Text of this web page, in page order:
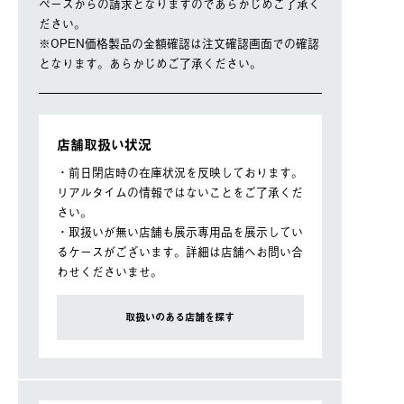
ださい。
※OPEN価格製品の⾦額確認は注⽂確認画⾯での確認
となります。あらかじめご了承ください。
店舗取扱い状況
・前日閉店時の在庫状況を反映しております。
リアルタイムの情報ではないことをご了承くだ
さい。
・取扱いが無い店舗も展示専用品を展示してい
るケースがございます。詳細は店舗へお問い合
わせくださいませ。
取扱いのある店舗を探す